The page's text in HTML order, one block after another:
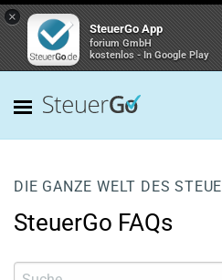
×
SteuerGo App
forium GmbH
kostenlos - In Google Play
DIE GANZE WELT DES
SteuerGo FAQs